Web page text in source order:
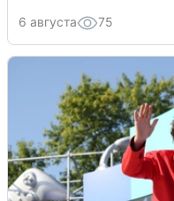
6 августа 75